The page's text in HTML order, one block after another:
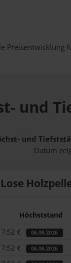
Preisentwicklung
und
und
Datum
Lose
Höchststand
€ 06.08.2026
€ 06.08.2026